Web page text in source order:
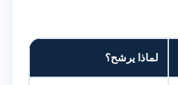
لماذا يرشح؟